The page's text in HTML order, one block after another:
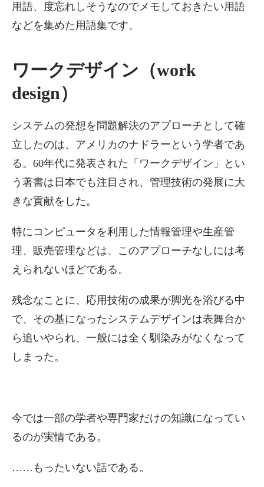
用語、度忘れしそうなのでメモしておきたい用語
などを集めた用語集です。
ワークデザイン（work
design）
システムの発想を問題解決のアプローチとして確
立したのは、アメリカのナドラーという学者であ
る。60年代に発表された「ワークデザイン」とい
う著書は日本でも注目され、管理技術の発展に大
きな貢献をした。
特にコンピュータを利用した情報管理や生産管
理、販売管理などは、このアプローチなしには考
えられないほどである。
残念なことに、応用技術の成果が脚光を浴びる中
で、その基になったシステムデザインは表舞台か
ら追いやられ、一般には全く馴染みがなくなって
しまった。
今では一部の学者や専門家だけの知識になってい
るのが実情である。
……もったいない話である。